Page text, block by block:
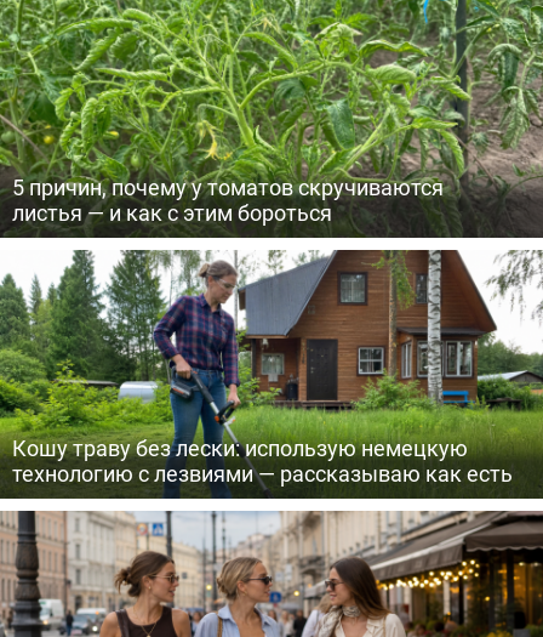
5 причин, почему у томатов скручиваются
листья — и как с этим бороться
Кошу траву без лески: использую немецкую
технологию с лезвиями — рассказываю как есть